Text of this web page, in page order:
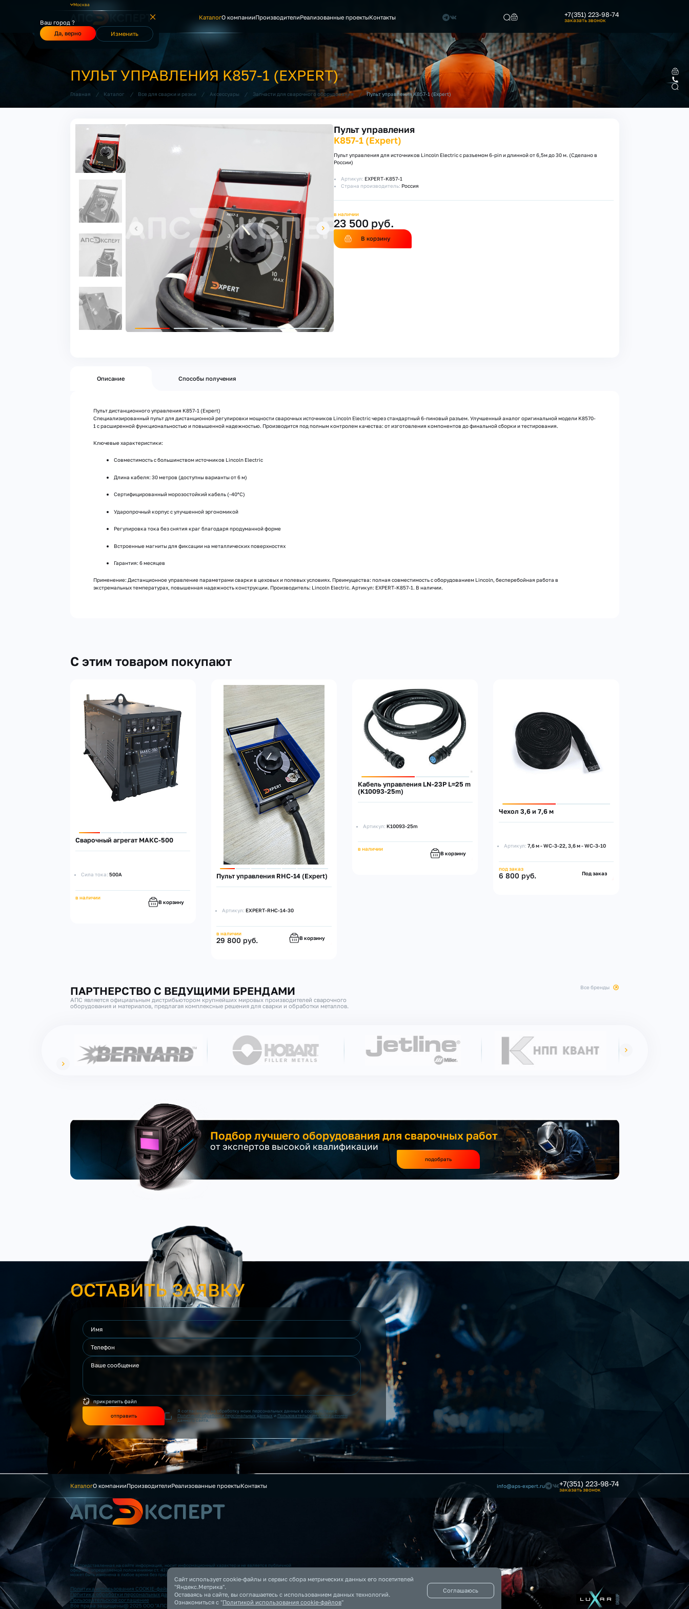
Москва
Ваш город ?
Да, верно
Изменить
КаталогО компанииПроизводителиРеализованные проектыКонтакты +7(351) 223-98-74
заказать звонок
ПУЛЬТ УПРАВЛЕНИЯ K857-1 (EXPERT)
Главная / Каталог / Все для сварки и резки / Аксессуары / Запчасти для сварочного оборудования / Пульт управления K857-1 (Expert)
Пульт управления
K857-1 (Expert)
Пульт управления для источников Lincoln Electric с разъемом 6-pin и длинной от 6,5м до 30 м. (Сделано в
России)
Артикул: EXPERT-K857-1
Страна производитель: Россия
в наличии
23 500 руб.
В корзину
Описание Способы получения
Пульт дистанционного управления K857-1 (Expert)
Специализированный пульт для дистанционной регулировки мощности сварочных источников Lincoln Electric через стандартный 6-пиновый разъем. Улучшенный аналог оригинальной модели K8570-
1 с расширенной функциональностью и повышенной надежностью. Производится под полным контролем качества: от изготовления компонентов до финальной сборки и тестирования.
Ключевые характеристики:
Совместимость с большинством источников Lincoln Electric
Длина кабеля: 30 метров (доступны варианты от 6 м)
Сертифицированный морозостойкий кабель (-40°C)
Ударопрочный корпус с улучшенной эргономикой
Регулировка тока без снятия краг благодаря продуманной форме
Встроенные магниты для фиксации на металлических поверхностях
Гарантия: 6 месяцев
Применение: Дистанционное управление параметрами сварки в цеховых и полевых условиях. Преимущества: полная совместимость с оборудованием Lincoln, бесперебойная работа в
экстремальных температурах, повышенная надежность конструкции. Производитель: Lincoln Electric. Артикул: EXPERT-K857-1. В наличии.
С этим товаром покупают
Сварочный агрегат МАКС-500
Сила тока: 500А
в наличии
В корзину
Пульт управления RHC-14 (Expert)
Артикул: EXPERT-RHC-14-30
в наличии
29 800 руб. В корзину
Кабель управления LN-23P L=25 m
(K10093-25m)
Артикул: K10093-25m
в наличии
В корзину
Чехол 3,6 и 7,6 м
Артикул:7,6 м - WC-3-22, 3,6 м - WC-3-10
под заказ
6 800 руб. Под заказ
ПАРТНЕРСТВО С ВЕДУЩИМИ БРЕНДАМИ
АПС является официальным дистрибьютором крупнейших мировых производителей сварочного
оборудования и материалов, предлагая комплексные решения для сварки и обработки металлов.
все бренды
Подбор лучшего оборудования для сварочных работ
от экспертов высокой квалификации
подобрать
ОСТАВИТЬ ЗАЯВКУ
прикрепить файл
отправить
Я согласен(на) на обработку моих персональных данных в соответствии с
Политикой обработки персональных данных и Пользовательским соглашением
данного сайта.
КаталогО компанииПроизводителиРеализованные проектыКонтакты info@aps-expert.ru +7(351) 223-98-74
заказать звонок
Вся представленная на сайте информация, носит информационный характер и не является публичной
офертой, определяемой положениями ст. 437 (2) ГК РФ. Опубликованная на данном сайте информация
может быть изменена в любое время без предварительного уведомления.
Политика использования COOKIE-файлов
Политика обработки персональных данных
Пользовательское соглашение
Все права защищены@ 2025 ООО "АПС”. Все права защищены
Сайт использует cookie-файлы и сервис сбора метрических данных его посетителей
"Яндекс.Метрика".
Оставаясь на сайте, вы соглашаетесь с использованием данных технологий.
Ознакомиться с "Политикой использования cookie-файлов"
Соглашаюсь